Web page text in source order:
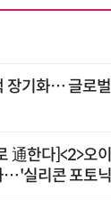
장기화… 글로
通한다]<2>오
…'실리콘 포토